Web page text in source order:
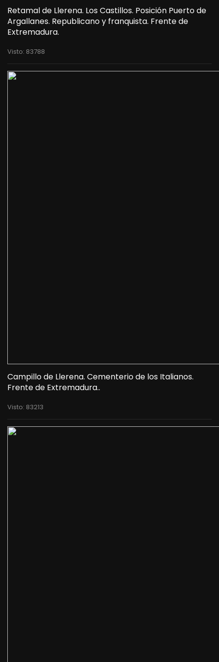
Retamal de Llerena. Los Castillos. Posición Puerto de
Argallanes. Republicano y franquista. Frente de
Extremadura.
Visto: 83788
Campillo de Llerena. Cementerio de los Italianos.
Frente de Extremadura..
Visto: 83213